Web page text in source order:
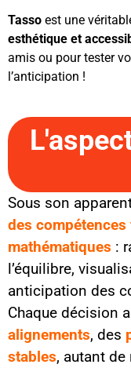
Tasso est une
esthétique et
amis ou pour tester
l’anticipation !
Sous son
des
mathématiques :
l’équilibre,
anticipation des
Chaque décision
alignements, des
stables, autant